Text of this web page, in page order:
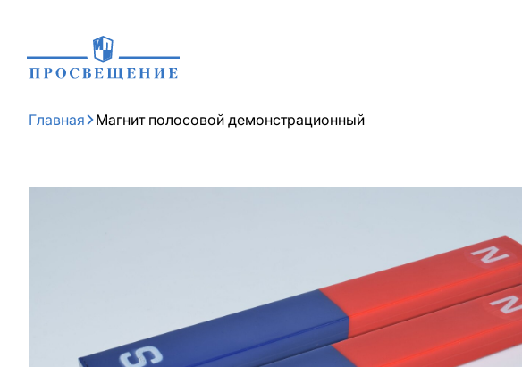
Главная Магнит полосовой демонстрационный